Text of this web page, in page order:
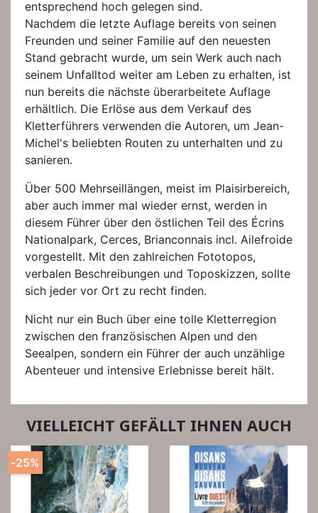
entsprechend hoch gelegen sind.
Nachdem die letzte Auflage bereits von seinen
Freunden und seiner Familie auf den neuesten
Stand gebracht wurde, um sein Werk auch nach
seinem Unfalltod weiter am Leben zu erhalten, ist
nun bereits die nächste überarbeitete Auflage
erhältlich. Die Erlöse aus dem Verkauf des
Kletterführers verwenden die Autoren, um Jean-
Michel's beliebten Routen zu unterhalten und zu
sanieren.
Über 500 Mehrseillängen, meist im Plaisirbereich,
aber auch immer mal wieder ernst, werden in
diesem Führer über den östlichen Teil des Écrins
Nationalpark, Cerces, Brianconnais incl. Ailefroide
vorgestellt. Mit den zahlreichen Fototopos,
verbalen Beschreibungen und Toposkizzen, sollte
sich jeder vor Ort zu recht finden.
Nicht nur ein Buch über eine tolle Kletterregion
zwischen den französischen Alpen und den
Seealpen, sondern ein Führer der auch unzählige
Abenteuer und intensive Erlebnisse bereit hält.
VIELLEICHT GEFÄLLT IHNEN AUCH
-25%